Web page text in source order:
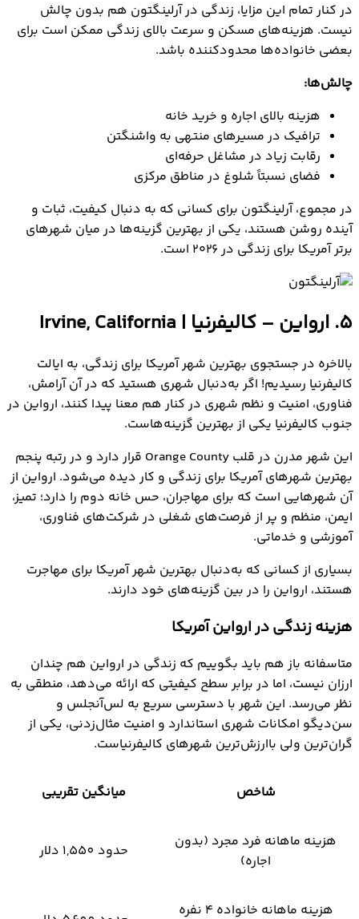
در کنار تمام این مزایا، زندگی در آرلینگتون هم بدون چالش
نیست. هزینه‌های مسکن و سرعت بالای زندگی ممکن است برای
بعضی خانواده‌ها محدودکننده باشد.
چالش‌ها:
هزینه بالای اجاره و خرید خانه
ترافیک در مسیرهای منتهی به واشنگتن
رقابت زیاد در مشاغل حرفه‌ای
فضای نسبتاً شلوغ در مناطق مرکزی
در مجموع، آرلینگتون برای کسانی که به دنبال کیفیت، ثبات و
آینده روشن هستند، یکی از بهترین گزینه‌ها در میان شهرهای
برتر آمریکا برای زندگی در ۲۰۲۶ است.
5. ارواین – کالیفرنیا | Irvine, California
بالاخره در جستجوی بهترین شهر آمریکا برای زندگی، به ایالت
کالیفرنیا رسیدیم! اگر به‌دنبال شهری هستید که در آن آرامش،
فناوری، امنیت و نظم شهری در کنار هم معنا پیدا کنند، ارواین در
جنوب کالیفرنیا یکی از بهترین گزینه‌هاست.
این شهر مدرن در قلب Orange County قرار دارد و در رتبه پنجم
بهترین شهرهای آمریکا برای زندگی و کار دیده می‌شود. ارواین از
آن شهرهایی است که برای مهاجران، حس خانه دوم را دارد؛ تمیز،
ایمن، منظم و پر از فرصت‌های شغلی در شرکت‌های فناوری،
آموزشی و خدماتی.
بسیاری از کسانی که به‌دنبال بهترین شهر آمریکا برای مهاجرت
هستند، ارواین را در بین گزینه‌های خود دارند.
هزینه زندگی در ارواین آمریکا
متاسفانه باز هم باید بگوییم که زندگی در ارواین هم چندان
ارزان نیست، اما در برابر سطح کیفیتی که ارائه می‌دهد، منطقی به
نظر می‌رسد. این شهر با دسترسی سریع به لس‌آنجلس و
سن‌دیگو امکانات شهری استاندارد و امنیت مثال‌زدنی، یکی از
گران‌ترین ولی باارزش‌ترین شهرهای کالیفرنیاست.
شاخص میانگین تقریبی
هزینه ماهانه فرد مجرد (بدون
اجاره)
حدود 1,550 دلار
هزینه ماهانه خانواده ۴ نفره